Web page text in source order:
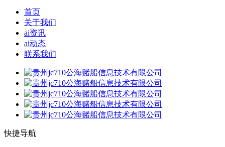
首页
关于我们
ai资讯
ai动态
联系我们
快捷导航